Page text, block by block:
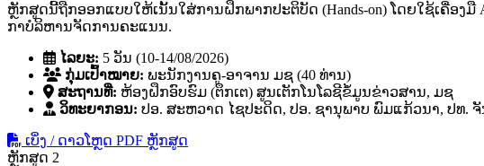
ຫຼັກສູດນີ້ຖືກອອກແບບໃຫ້ເນັ້ນໃສ່ການຝຶກພາກປະຕິບັດ (Hands-on) ໂດຍໃຊ້ເຄື່ອ
ກາບໍລິຫານຈັດການຄະແນນ.
ໄລຍະ: 5 ວັນ (10-14/08/2026)
ກຸ່ມເປົ້າໝາຍ: ພະນັກງານຄູ-ອາຈານ ມຊ (40 ທ່ານ)
ສະຖານທີ່: ຫ້ອງຝຶກອົບຮົມ (ຕຶກເຕ) ສູນເຕັກໂນໂລຊີຂໍ້ມູນຂ່າວສານ, ມຊ
ວິທະຍາກອນ: ປອ. ສະຫວາດ ໄຊປະດິດ, ປອ. ຊານຸພາບ ພົມແກ້ວນາ, ປທ.
ເບິ່ງ / ດາວໂຫຼດ PDF ຫຼັກສູດ
ຫຼັກສູດ 2